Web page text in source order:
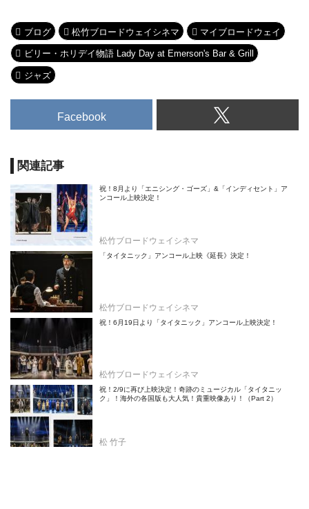
ブログ 松竹ブロードウェイシネマ マイブロードウェイ
ビリー・ホリデイ物語 Lady Day at Emerson's Bar & Grill
ジャズ
Facebook
関連記事
祝！8月より「エニシング・ゴーズ」&「インディセント」ア
ンコール上映決定！
松竹ブロードウェイシネマ
「タイタニック」アンコール上映《延長》決定！
松竹ブロードウェイシネマ
祝！6月19日より「タイタニック」アンコール上映決定！
松竹ブロードウェイシネマ
祝！2/9に再び上映決定！奇跡のミュージカル「タイタニッ
ク」！海外の各国版も大人気！貴重映像あり！（Part 2）
松 竹子